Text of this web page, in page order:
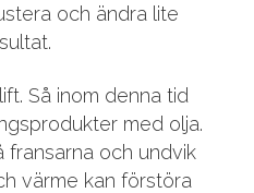
och ändra lite
Så inom denna tid
med olja.
fransarna och undvik
värme kan förstöra